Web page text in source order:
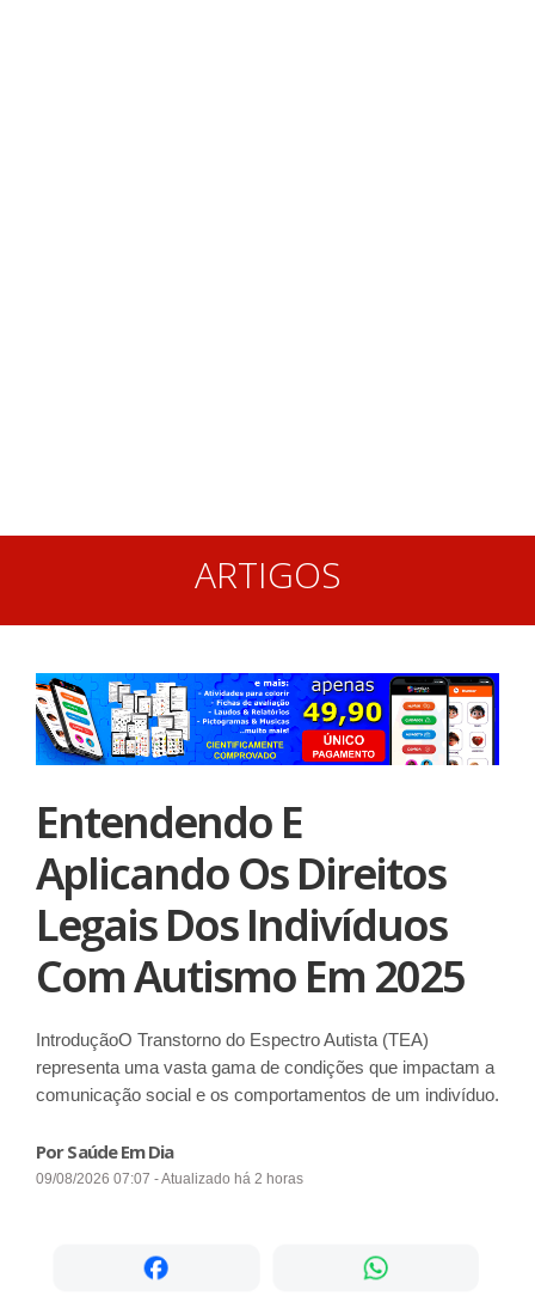
ARTIGOS
Entendendo E
Aplicando Os Direitos
Legais Dos Indivíduos
Com Autismo Em 2025
IntroduçãoO Transtorno do Espectro Autista (TEA)
representa uma vasta gama de condições que impactam a
comunicação social e os comportamentos de um indivíduo.
Por Saúde Em Dia
09/08/2026 07:07 - Atualizado há 2 horas